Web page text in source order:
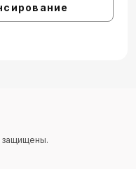
защищены.